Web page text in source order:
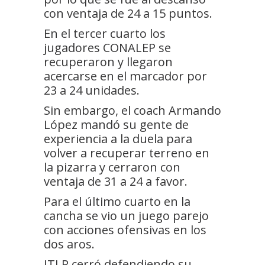
con ventaja de 24 a 15 puntos.
En el tercer cuarto los
jugadores CONALEP se
recuperaron y llegaron
acercarse en el marcador por
23 a 24 unidades.
Sin embargo, el coach Armando
López mandó su gente de
experiencia a la duela para
volver a recuperar terreno en
la pizarra y cerraron con
ventaja de 31 a 24 a favor.
Para el último cuarto en la
cancha se vio un juego parejo
con acciones ofensivas en los
dos aros.